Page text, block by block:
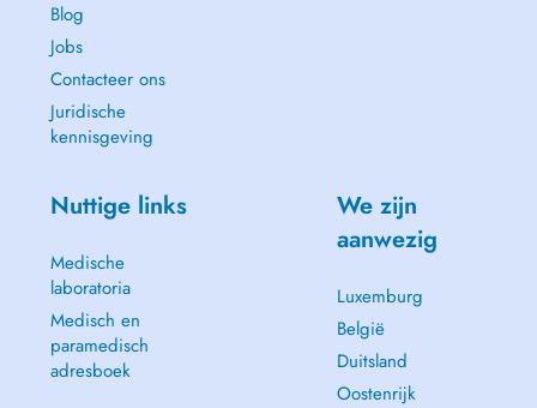
Blog
Jobs
Contacteer ons
Juridische
kennisgeving
Nuttige links
Medische
laboratoria
Medisch en
paramedisch
adresboek
We zijn
aanwezig
Luxemburg
België
Duitsland
Oostenrijk